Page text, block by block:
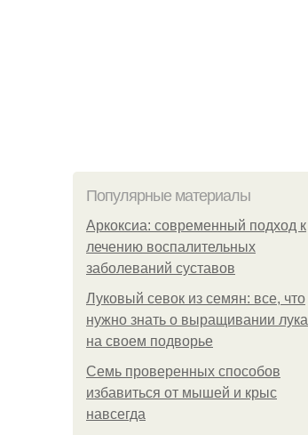
Популярные материалы
Аркоксиа: современный подход к
лечению воспалительных
заболеваний суставов
Луковый севок из семян: все, что
нужно знать о выращивании лука
на своем подворье
Семь проверенных способов
избавиться от мышей и крыс
навсегда